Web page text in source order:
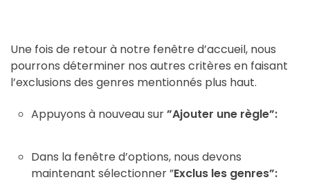
Une fois de retour à notre fenêtre d’accueil, nous
pourrons déterminer nos autres critères en faisant
l’exclusions des genres mentionnés plus haut.
Appuyons à nouveau sur”Ajouter une règle”:
Dans la fenêtre d’options, nous devons
maintenant sélectionner ”Exclus les genres”: